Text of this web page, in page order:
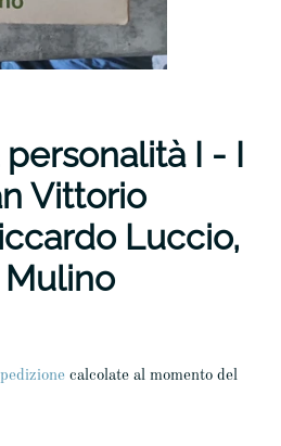
I - I
Vittorio
Luccio,
calcolate al momento del